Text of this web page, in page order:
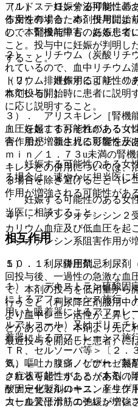
アルドステロン分泌抑制に基
作用を有するため、併用によ
ので、腎機能障害のある患者
２）． リチウム（炭酸リチ
れているので、血中リチウム
トリウム排泄作用により、リ
れている）］。
３）． アリスキレン［腎機
血圧を起こすおそれがある（
害作用が増強される可能性が
ｍｉｎ／１．７３u未満の腎
キレンとの併用については、
る場合を除き避けること（レ
作用が増強される可能性があ
４）． アンジオテンシン２
カリウム血症及び低血圧を起
ンジオテンシン系阻害作用が
５）． 利尿降圧剤、利尿剤
回投与後、一過性の急激な血
で、本剤の投与を低用量から
行うこと（利尿降圧剤服用中
より血中レニン活性が上昇し
とがあるので、本剤より先に
最近投与を開始した患者）に
６）． カリジノゲナーゼ製
される可能性がある（本剤の
ゲナーゼ製剤のキニン産生作
大し血管平滑筋の弛緩が増強
（１）． 妊娠する可能性の
る女性の場合、本剤投与開始
し、本剤投与中も、妊娠して
こと。投与中に妊娠が判明し
すること。
（２）． 妊娠する可能性の
本剤投与開始時に患者に説明
に応じ説明すること。
・ 妊娠する可能性のある女
合、胎児・新生児に影響を及
・ 妊娠する可能性のある女
る場合は、速やかに担当医に
・ 妊娠する可能性のある女
当医に相談すること。
相互作用
１０．１． 併用禁忌：
１）． デキストラン硫酸固
によるアフェレーシス施行、
用いた吸着器によるアフェレ
ルアルコール）又はポリエチ
着器によるアフェレーシス施
ＴＲ、セルソーバ等＞〔２．
気、嘔吐、腹痛、しびれ、熱
ク症状を起こすことがある（
酸固定化セルロース、トリプ
コール又はポリエチレンテレ